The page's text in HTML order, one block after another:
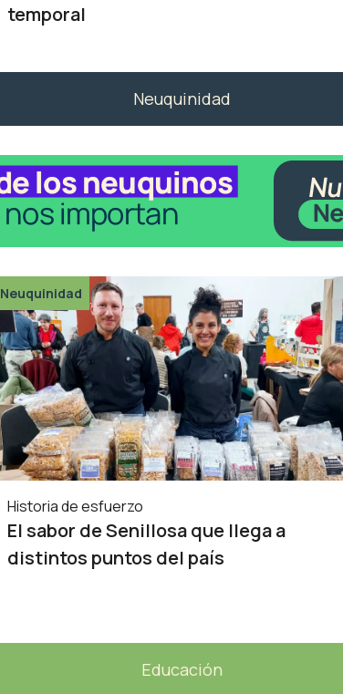
temporal
Neuquinidad
Neuquinidad
Historia de esfuerzo
El sabor de Senillosa que llega a
distintos puntos del país
Educación